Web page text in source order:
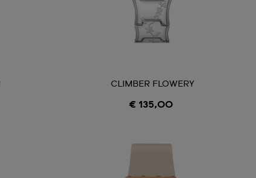
CLIMBER FLOWERY
€ 135,00